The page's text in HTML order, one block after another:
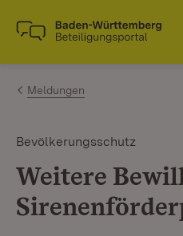
Zum Inhalt springen
Link zur Startseite
Meldungen
Bevölkerungsschutz
Weitere